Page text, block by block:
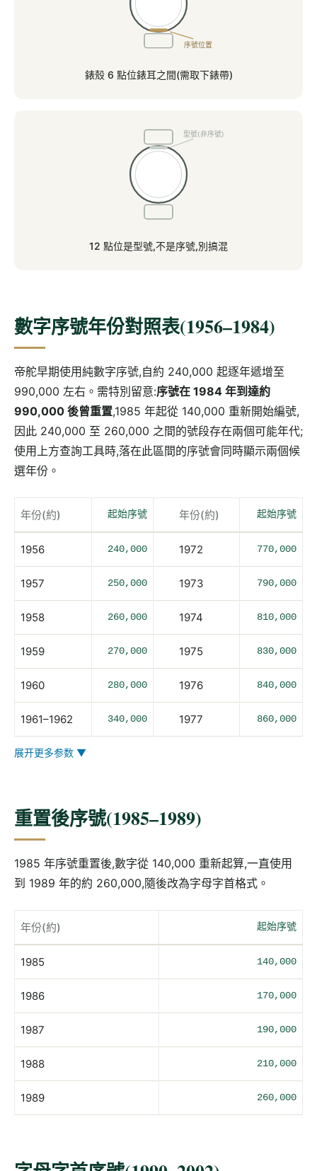
序號位置
錶殼 6 點位錶耳之間(需取下錶帶)
型號(非序號)
12 點位是型號,不是序號,別搞混
數字序號年份對照表(1956–1984)
帝舵早期使用純數字序號,自約 240,000 起逐年遞增至
990,000 左右。需特別留意:序號在 1984 年到達約
990,000 後曾重置,1985 年起從 140,000 重新開始編號,
因此 240,000 至 260,000 之間的號段存在兩個可能年代;
使用上方查詢工具時,落在此區間的序號會同時顯示兩個候
選年份。
年份(約) 起始序號 年份(約) 起始序號
1956 240,000 1972 770,000
1957 250,000 1973 790,000
1958 260,000 1974 810,000
1959 270,000 1975 830,000
1960 280,000 1976 840,000
1961–1962 340,000 1977 860,000
展开更多参数 ▼
重置後序號(1985–1989)
1985 年序號重置後,數字從 140,000 重新起算,一直使用
到 1989 年的約 260,000,隨後改為字母字首格式。
年份(約) 起始序號
1985 140,000
1986 170,000
1987 190,000
1988 210,000
1989 260,000